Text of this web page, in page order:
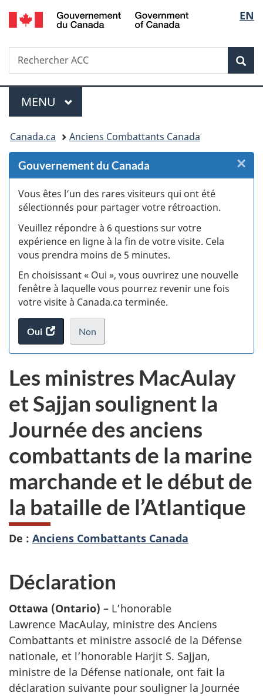
Passer
au
Passer
au
Passer
à
du
Passer
à
simplifiée
de
la
EN
Recherche
Rechercher
ACC
Menu
MENU PRINCIPAL
Vous
êtes
ici :
Canada.ca Anciens Combattants Canada
Gouvernement du Canada
Vous êtes l’un des rares visiteurs qui ont été
sélectionnés pour partager votre rétroaction.
Veuillez répondre à 6 questions sur votre
expérience en ligne à la fin de votre visite. Cela
vous prendra moins de 5 minutes.
En choisissant « Oui », vous ouvrirez une nouvelle
fenêtre à laquelle vous pourrez revenir une fois
votre visite à Canada.ca terminée.
Oui
accéder
au
Non
je
veux
pas
participer
au
sondage
du
site
web,
.
×
Les ministres MacAulay
et Sajjan soulignent la
Journée des anciens
combattants de la marine
marchande et le début de
la bataille de l’Atlantique
De : Anciens Combattants Canada
Déclaration
Ottawa (Ontario) – L’honorable
Lawrence MacAulay, ministre des Anciens
Combattants et ministre associé de la Défense
nationale, et l’honorable Harjit S. Sajjan,
ministre de la Défense nationale, ont fait la
déclaration suivante pour souligner la Journée